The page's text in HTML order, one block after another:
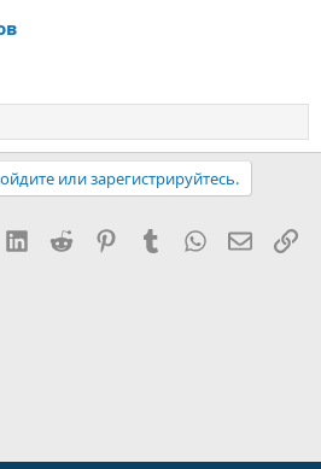
или зарегистрируйтесь.
LinkedIn
Reddit PinterestTumblr WhatsApp